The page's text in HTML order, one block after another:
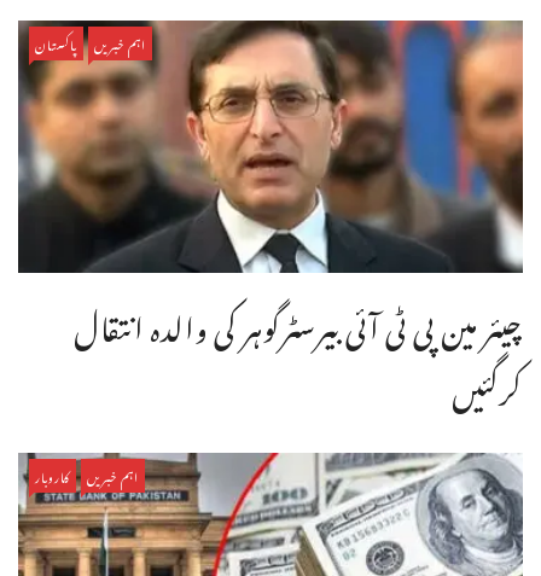
اہم خبریں پاکستان
چیئر مین پی ٹی آئی بیرسٹرگوہر کی والدہ انتقال
کرگئیں
اہم خبریں کاروبار